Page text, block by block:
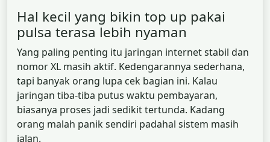
Hal kecil yang bikin top up pakai
pulsa terasa lebih nyaman
Yang paling penting itu jaringan internet stabil dan
nomor XL masih aktif. Kedengarannya sederhana,
tapi banyak orang lupa cek bagian ini. Kalau
jaringan tiba-tiba putus waktu pembayaran,
biasanya proses jadi sedikit tertunda. Kadang
orang malah panik sendiri padahal sistem masih
jalan.